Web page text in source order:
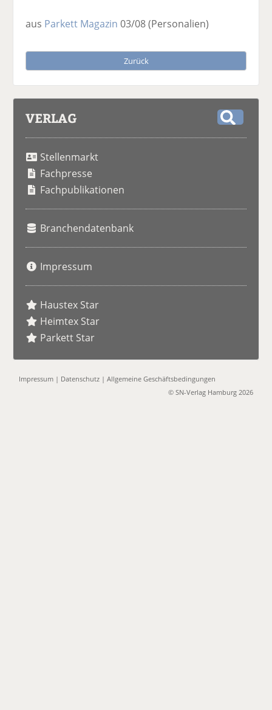
aus Parkett Magazin 03/08(Personalien)
Zurück
VERLAG
Stellenmarkt
Fachpresse
Fachpublikationen
Branchendatenbank
Impressum
Haustex Star
Heimtex Star
Parkett Star
Impressum | Datenschutz |Allgemeine Geschäftsbedingungen
© SN-Verlag Hamburg 2026